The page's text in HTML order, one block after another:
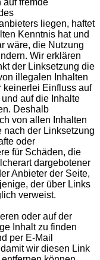
auf fremde
liegen, haftet
Kenntnis hat und
wäre, die Nutzung
Wir erklären
der Linksetzung die
illegalen Inhalten
keinerlei Einfluss auf
auf die Inhalte
Deshalb
von allen Inhalten
nach der Linksetzung
oder
für Schäden, die
dargebotener
Anbieter der Seite,
der über Links
verweist.
oder auf der
Inhalt zu finden
per E-Mail
wir diesen Link